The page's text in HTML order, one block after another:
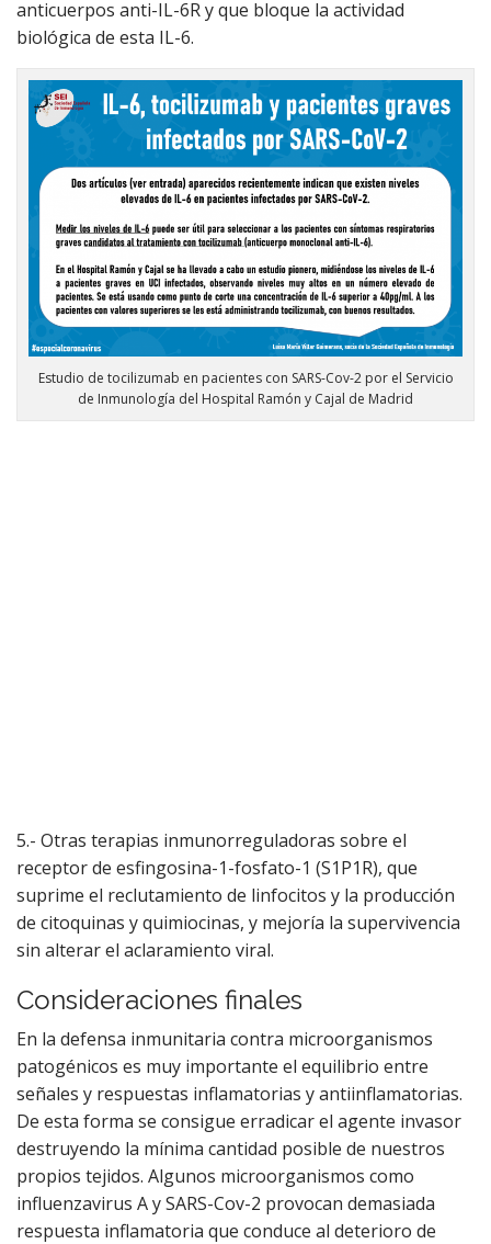
anticuerpos anti-IL-6R y que bloque la actividad
biológica de esta IL-6.
Estudio de tocilizumab en pacientes con SARS-Cov-2 por el Servicio
de Inmunología del Hospital Ramón y Cajal de Madrid
5.- Otras terapias inmunorreguladoras sobre el
receptor de esfingosina-1-fosfato-1 (S1P1R), que
suprime el reclutamiento de linfocitos y la producción
de citoquinas y quimiocinas, y mejoría la supervivencia
sin alterar el aclaramiento viral.
Consideraciones finales
En la defensa inmunitaria contra microorganismos
patogénicos es muy importante el equilibrio entre
señales y respuestas inflamatorias y antiinflamatorias.
De esta forma se consigue erradicar el agente invasor
destruyendo la mínima cantidad posible de nuestros
propios tejidos. Algunos microorganismos como
influenzavirus A y SARS-Cov-2 provocan demasiada
respuesta inflamatoria que conduce al deterioro de